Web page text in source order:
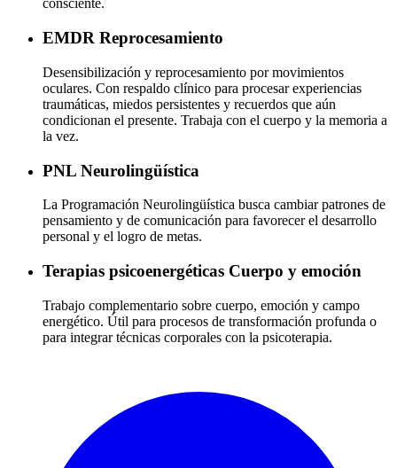
consciente.
EMDR Reprocesamiento
Desensibilización y reprocesamiento por movimientos
oculares. Con respaldo clínico para procesar experiencias
traumáticas, miedos persistentes y recuerdos que aún
condicionan el presente. Trabaja con el cuerpo y la memoria a
la vez.
PNL Neurolingüística
La Programación Neurolingüística busca cambiar patrones de
pensamiento y de comunicación para favorecer el desarrollo
personal y el logro de metas.
Terapias psicoenergéticas Cuerpo y emoción
Trabajo complementario sobre cuerpo, emoción y campo
energético. Útil para procesos de transformación profunda o
para integrar técnicas corporales con la psicoterapia.